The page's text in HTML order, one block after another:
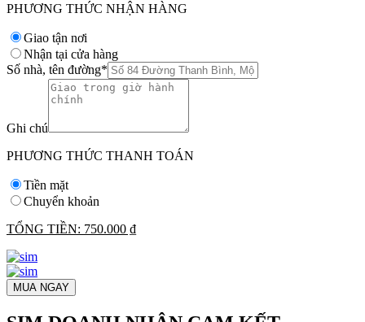
PHƯƠNG THỨC NHẬN HÀNG
Giao tận nơi
Nhận tại cửa hàng
Số nhà, tên đường*
Ghi chú
PHƯƠNG THỨC THANH TOÁN
Tiền mặt
Chuyển khoản
TỔNG TIỀN: 750.000 ₫
MUA NGAY